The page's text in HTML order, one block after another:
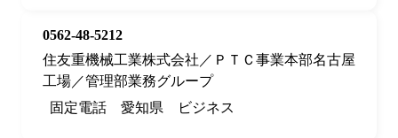
0562-48-5212
住友重機械工業株式会社／ＰＴＣ事業本部名古屋
工場／管理部業務グループ
固定電話
愛知県 ビジネス